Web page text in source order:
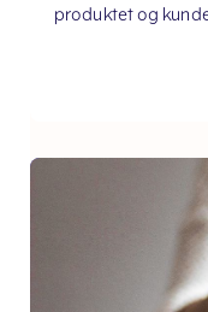
produktet og